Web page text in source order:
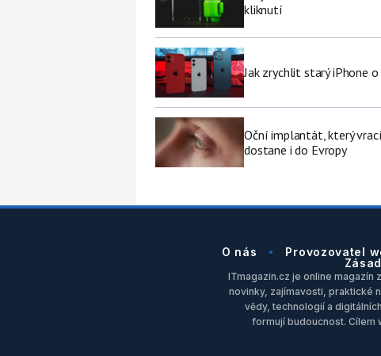
kliknutí
Jak zrychlit starý iPhone
Oční implantát, který
dostane i do Evropy
O nás Provozovatel
ITmagazin.cz je online
novinky, zajímavosti, praktické
vědy, technologií a
formují budoucnost. Cílem